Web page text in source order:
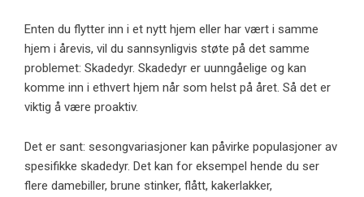
Enten du flytter inn i et nytt hjem eller har vært i samme
hjem i årevis, vil du sannsynligvis støte på det samme
problemet: Skadedyr. Skadedyr er uunngåelige og kan
komme inn i ethvert hjem når som helst på året. Så det er
viktig å være proaktiv.
Det er sant: sesongvariasjoner kan påvirke populasjoner av
spesifikke skadedyr. Det kan for eksempel hende du ser
flere damebiller, brune stinker, flått, kakerlakker,